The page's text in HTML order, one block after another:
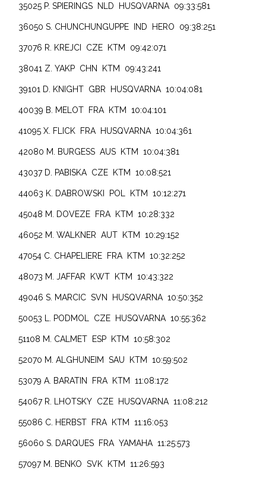
35025 P. SPIERINGS NLD HUSQVARNA 09:33:581
36050 S. CHUNCHUNGUPPE IND HERO 09:38:251
37076 R. KREJCI CZE KTM 09:42:071
38041 Z. YAKP CHN KTM 09:43:241
39101 D. KNIGHT GBR HUSQVARNA 10:04:081
40039 B. MELOT FRA KTM 10:04:101
41095 X. FLICK FRA HUSQVARNA 10:04:361
42080 M. BURGESS AUS KTM 10:04:381
43037 D. PABISKA CZE KTM 10:08:521
44063 K. DABROWSKI POL KTM 10:12:271
45048 M. DOVEZE FRA KTM 10:28:332
46052 M. WALKNER AUT KTM 10:29:152
47054 C. CHAPELIERE FRA KTM 10:32:252
48073 M. JAFFAR KWT KTM 10:43:322
49046 S. MARCIC SVN HUSQVARNA 10:50:352
50053 L. PODMOL CZE HUSQVARNA 10:55:362
51108 M. CALMET ESP KTM 10:58:302
52070 M. ALGHUNEIM SAU KTM 10:59:502
53079 A. BARATIN FRA KTM 11:08:172
54067 R. LHOTSKY CZE HUSQVARNA 11:08:212
55086 C. HERBST FRA KTM 11:16:053
56060 S. DARQUES FRA YAMAHA 11:25:573
57097 M. BENKO SVK KTM 11:26:593